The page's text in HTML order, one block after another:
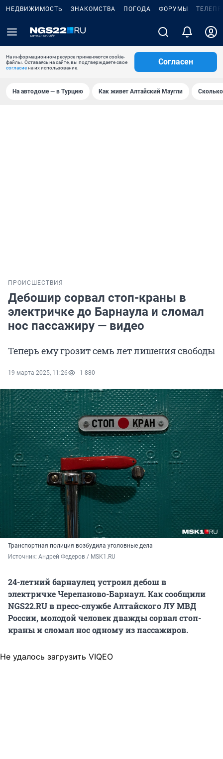
НЕДВИЖИМОСТЬ ЗНАКОМСТВА ПОГОДА ФОРУМЫ
На информационном ресурсе применяются cookie-
файлы. Оставаясь на сайте, вы подтверждаете свое
согласиена их использование.
Согласен
На автодоме — в Турцию Как живет Алтайский Маугли
ПРОИСШЕСТВИЯ
Дебошир сорвал стоп-краны в
электричке до Барнаула и сломал
нос пассажиру — видео
Теперь ему грозит семь лет лишения свободы
19 марта 2025, 11:26 1 880
Транспортная полиция возбудила уголовные дела
Источник: Андрей Федеров / MSK1.RU
24-летний барнаулец устроил дебош в
электричке Черепаново-Барнаул. Как сообщили
NGS22.RU в пресс-службеАлтайского ЛУ МВД
России, молодой человек дважды сорвал стоп-
краны и сломал нос одному из пассажиров.
Не удалось загрузить VIQEO